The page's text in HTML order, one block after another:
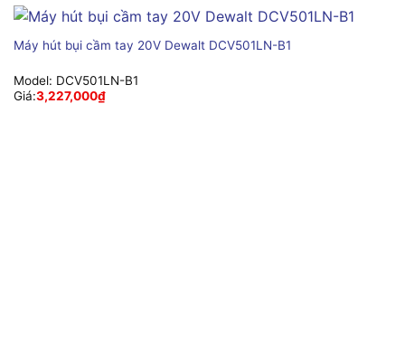
Máy hút bụi cầm tay 20V Dewalt DCV501LN-B1
Model: DCV501LN-B1
Giá:3,227,000₫